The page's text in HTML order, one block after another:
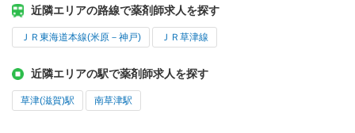
近隣エリアの路線で薬剤師求人を探す
ＪＲ東海道本線(米原－神戸) ＪＲ草津線
近隣エリアの駅で薬剤師求人を探す
草津(滋賀)駅 南草津駅